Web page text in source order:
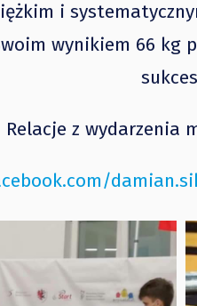
i
wynikiem 66 kg
Relacje z wydarzenia